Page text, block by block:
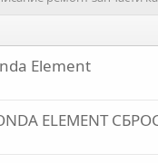
Element
ELEMENT